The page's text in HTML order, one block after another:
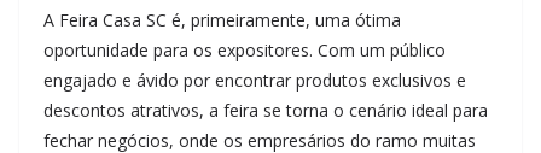
A Feira Casa SC é, primeiramente, uma ótima
oportunidade para os expositores. Com um público
engajado e ávido por encontrar produtos exclusivos e
descontos atrativos, a feira se torna o cenário ideal para
fechar negócios, onde os empresários do ramo muitas